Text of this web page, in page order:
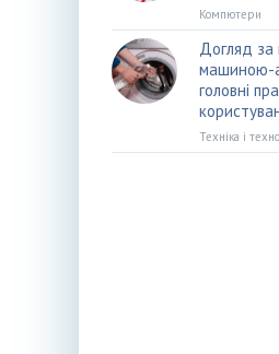
Компютери
Догляд за
машиною-
головні
Техніка і